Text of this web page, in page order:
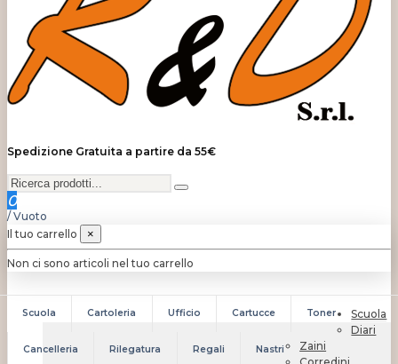
Spedizione Gratuita a partire da 55€
0
/ Vuoto
Il tuo carrello
×
Non ci sono articoli nel tuo carrello
Scuola Cartoleria Ufficio Cartucce Toner
Cancelleria Rilegatura Regali Nastri
Scuola
Diari
Zaini